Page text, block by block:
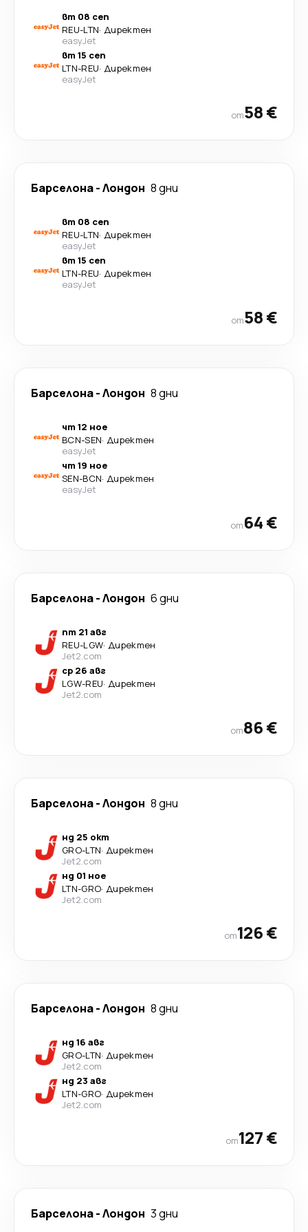
вт 08 сеп
REU-LTN· Директен
easyJet
вт 15 сеп
LTN-REU· Директен
easyJet
от58 €
Барселона-Лондон 8 дни
вт 08 сеп
REU-LTN· Директен
easyJet
вт 15 сеп
LTN-REU· Директен
easyJet
от58 €
Барселона-Лондон 8 дни
чт 12 ное
BCN-SEN· Директен
easyJet
чт 19 ное
SEN-BCN· Директен
easyJet
от64 €
Барселона-Лондон 6 дни
пт 21 авг
REU-LGW· Директен
Jet2.com
ср 26 авг
LGW-REU· Директен
Jet2.com
от86 €
Барселона-Лондон 8 дни
нд 25 окт
GRO-LTN· Директен
Jet2.com
нд 01 ное
LTN-GRO· Директен
Jet2.com
от126 €
Барселона-Лондон 8 дни
нд 16 авг
GRO-LTN· Директен
Jet2.com
нд 23 авг
LTN-GRO· Директен
Jet2.com
от127 €
Барселона-Лондон 3 дни